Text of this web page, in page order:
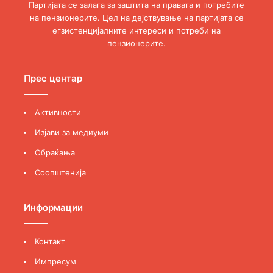
болничко лекување за најсиромашните пензионери и
ревидирање на листат, 27 април 2023 год
Линк 4: 24 ТВ, Студио 10 Гостување на Претседателот
на ПП г. Илија Николовски за случувањата во СЗПМ
https://www.youtube.com/watch?v=a5gEPlE8oNQ
Партијата се залага за заштита на правата и потребите
на пензионерите. Цел на дејствување на партијата се
егзистенцијалните интереси и потреби на
пензионерите.
Прес центар
Активности
Изјави за медиуми
Обраќања
Соопштенија
Информации
Контакт
Импресум